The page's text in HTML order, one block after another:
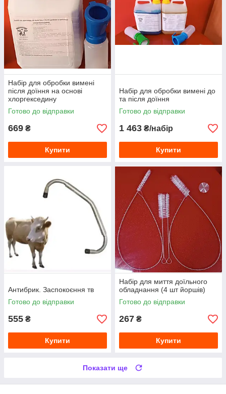
Набір для обробки вимені
після доїння на основі
хлоргекседину
Готово до відправки
669 ₴
Купити
Набір для обробки вимені до
та після доїння
Готово до відправки
1 463 ₴/набір
Купити
Антибрик. Заспокоєння тв
Готово до відправки
555 ₴
Купити
Набір для миття доїльного
обладнання (4 шт йоршів)
Готово до відправки
267 ₴
Купити
Показати ще